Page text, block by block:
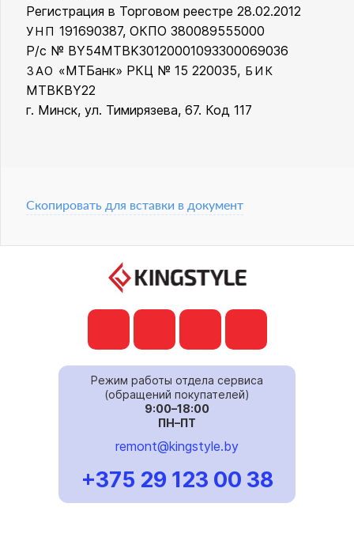
Регистрация в Торговом реестре 28.02.2012
УНП 191690387, ОКПО 380089555000
Р/с № BY54MTBK30120001093300069036
ЗАО «МТБанк» РКЦ № 15 220035, БИК
MTBKBY22
г. Минск, ул. Тимирязева, 67. Код 117
Скопировать для вставки в документ
Режим работы отдела сервиса
(обращений покупателей)
9:00–18:00
ПН–ПТ
remont@kingstyle.by
+375 29 123 00 38